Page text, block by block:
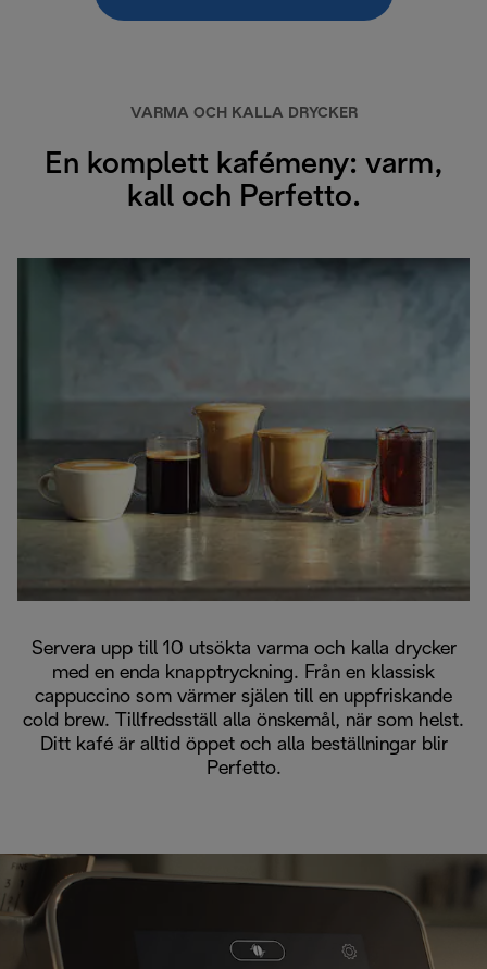
VARMA OCH KALLA DRYCKER
En komplett kafémeny: varm,
kall och Perfetto.
Servera upp till 10 utsökta varma och kalla drycker
med en enda knapptryckning. Från en klassisk
cappuccino som värmer själen till en uppfriskande
cold brew. Tillfredsställ alla önskemål, när som helst.
Ditt kafé är alltid öppet och alla beställningar blir
Perfetto.